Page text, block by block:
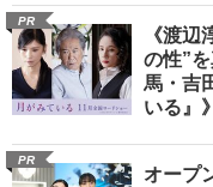
PR
《渡
の性”
馬・吉
いる』》
PR
オープ